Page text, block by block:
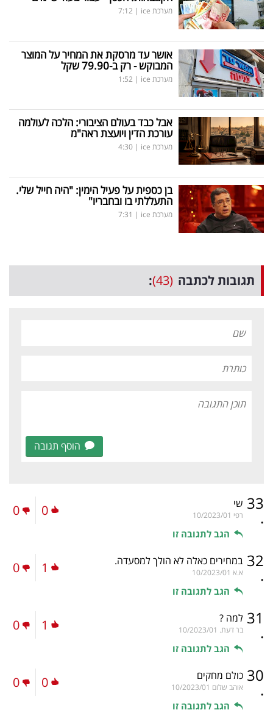
מערכת ice |
7:12
אושר עד מרסקת את המחיר על המוצר
המבוקש - רק ב-79.90 שקל
מערכת ice |
1:52
אבל כבד בעולם הציבורי: הלכה לעולמה
עורכת הדין ויועצת ראה"מ
מערכת ice |
4:30
בן כספית על פעיל הימין: "היה חייל שלי.
התעללתי בו ובחבריו"
מערכת ice |
7:31
תגובות לכתבה (43)
:
הוסף תגובה
33
.
שי
רפי 10/2023/01
הגב לתגובה זו
0
0
32
.
במחירים כאלה לא הולך למסעדה.
א.א 10/2023/01
הגב לתגובה זו
1
0
31
.
למה ?
בר דעת. 10/2023/01
הגב לתגובה זו
1
0
30
.
כולם מחקים
אוהב שלום 10/2023/01
הגב לתגובה זו
0
0